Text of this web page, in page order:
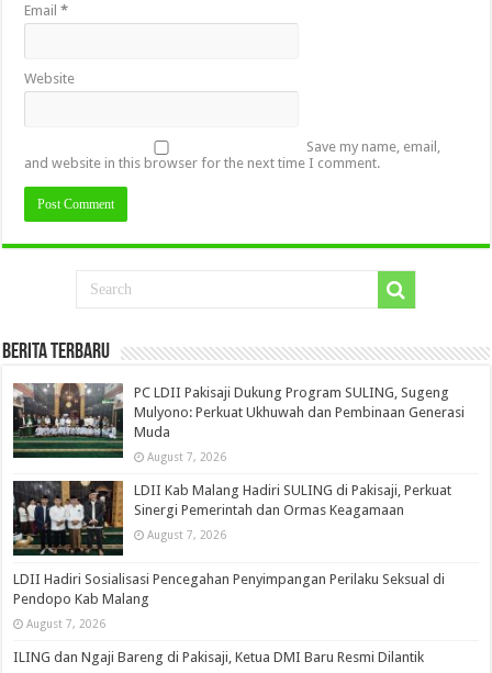
Email*
Website
Save my name, email,
and website in this browser for the next time I comment.
Berita Terbaru
PC LDII Pakisaji Dukung Program SULING, Sugeng
Mulyono: Perkuat Ukhuwah dan Pembinaan Generasi
Muda
August 7, 2026
LDII Kab Malang Hadiri SULING di Pakisaji, Perkuat
Sinergi Pemerintah dan Ormas Keagamaan
August 7, 2026
LDII Hadiri Sosialisasi Pencegahan Penyimpangan Perilaku Seksual di
Pendopo Kab Malang
August 7, 2026
ILING dan Ngaji Bareng di Pakisaji, Ketua DMI Baru Resmi Dilantik